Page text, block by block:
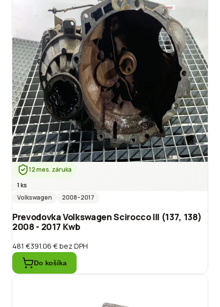
12 mes. záruka
1 ks
Volkswagen
2008–2017
Prevodovka Volkswagen Scirocco III (137, 138)
2008 - 2017 Kwb
481 €391.06 €bez DPH
Do košíka